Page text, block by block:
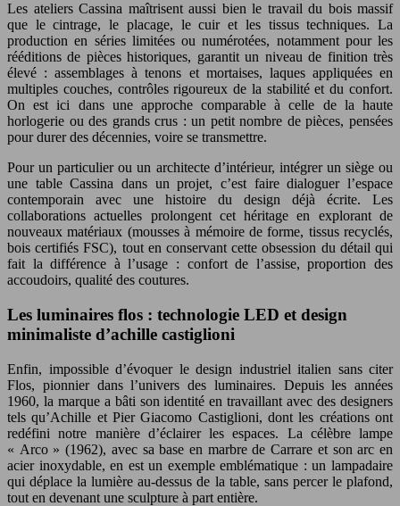
Les ateliers Cassina maîtrisent aussi bien le travail du bois massif
que le cintrage, le placage, le cuir et les tissus techniques. La
production en séries limitées ou numérotées, notamment pour les
rééditions de pièces historiques, garantit un niveau de finition très
élevé : assemblages à tenons et mortaises, laques appliquées en
multiples couches, contrôles rigoureux de la stabilité et du confort.
On est ici dans une approche comparable à celle de la haute
horlogerie ou des grands crus : un petit nombre de pièces, pensées
pour durer des décennies, voire se transmettre.
Pour un particulier ou un architecte d’intérieur, intégrer un siège ou
une table Cassina dans un projet, c’est faire dialoguer l’espace
contemporain avec une histoire du design déjà écrite. Les
collaborations actuelles prolongent cet héritage en explorant de
nouveaux matériaux (mousses à mémoire de forme, tissus recyclés,
bois certifiés FSC), tout en conservant cette obsession du détail qui
fait la différence à l’usage : confort de l’assise, proportion des
accoudoirs, qualité des coutures.
Les luminaires flos : technologie LED et design
minimaliste d’achille castiglioni
Enfin, impossible d’évoquer le design industriel italien sans citer
Flos, pionnier dans l’univers des luminaires. Depuis les années
1960, la marque a bâti son identité en travaillant avec des designers
tels qu’Achille et Pier Giacomo Castiglioni, dont les créations ont
redéfini notre manière d’éclairer les espaces. La célèbre lampe
« Arco » (1962), avec sa base en marbre de Carrare et son arc en
acier inoxydable, en est un exemple emblématique : un lampadaire
qui déplace la lumière au-dessus de la table, sans percer le plafond,
tout en devenant une sculpture à part entière.